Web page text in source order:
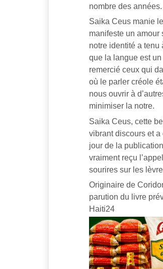
nombre des années.
Saika Ceus manie
manifeste un amour
notre identité a tenu
que la langue est
remercié ceux qui
où le parler créole
nous ouvrir à
minimiser la notre.
Saika Ceus, cette
vibrant discours et a
jour de la
vraiment reçu
sourires sur les
Originaire de
parution du livre
Haiti24